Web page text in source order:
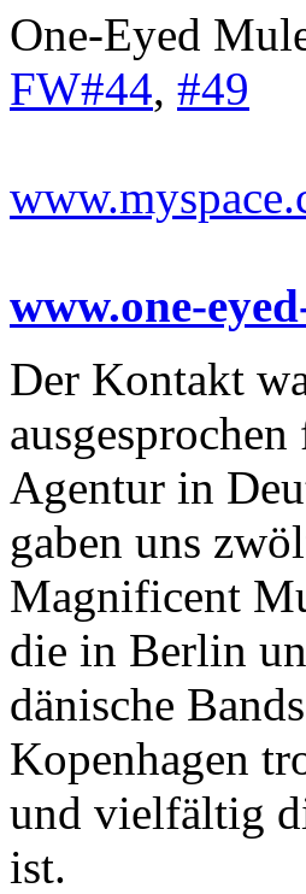
One-Eyed
FW#44, #49
www.one-
Der Kontakt
Agentur in
gaben uns
Magnificent
die in Berlin
dänische
Kopenhagen
und vielfältig
ist.